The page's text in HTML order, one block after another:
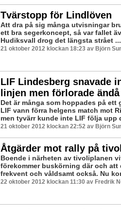
Tvärstopp för Lindlöven
Att dra på sig många utvisningar
ett bra segerkoncept, så var fallet
Hudiksvall drog det längsta strået ...
21 oktober 2012 klockan 18:23 av Björn
LIF Lindesberg snavade
linjen men förlorade ändå
Det är många som hoppades på ett
LIF vann förra helgens match mot
men tyvärr kunde inte LIF följa upp
21 oktober 2012 klockan 22:52 av Björn
Åtgärder mot rally på
Boende i närheten av tivoliplanen
förekommer buskörning där och att
frekvent och våldsamt också. Nu
22 oktober 2012 klockan 11:30 av Fredrik